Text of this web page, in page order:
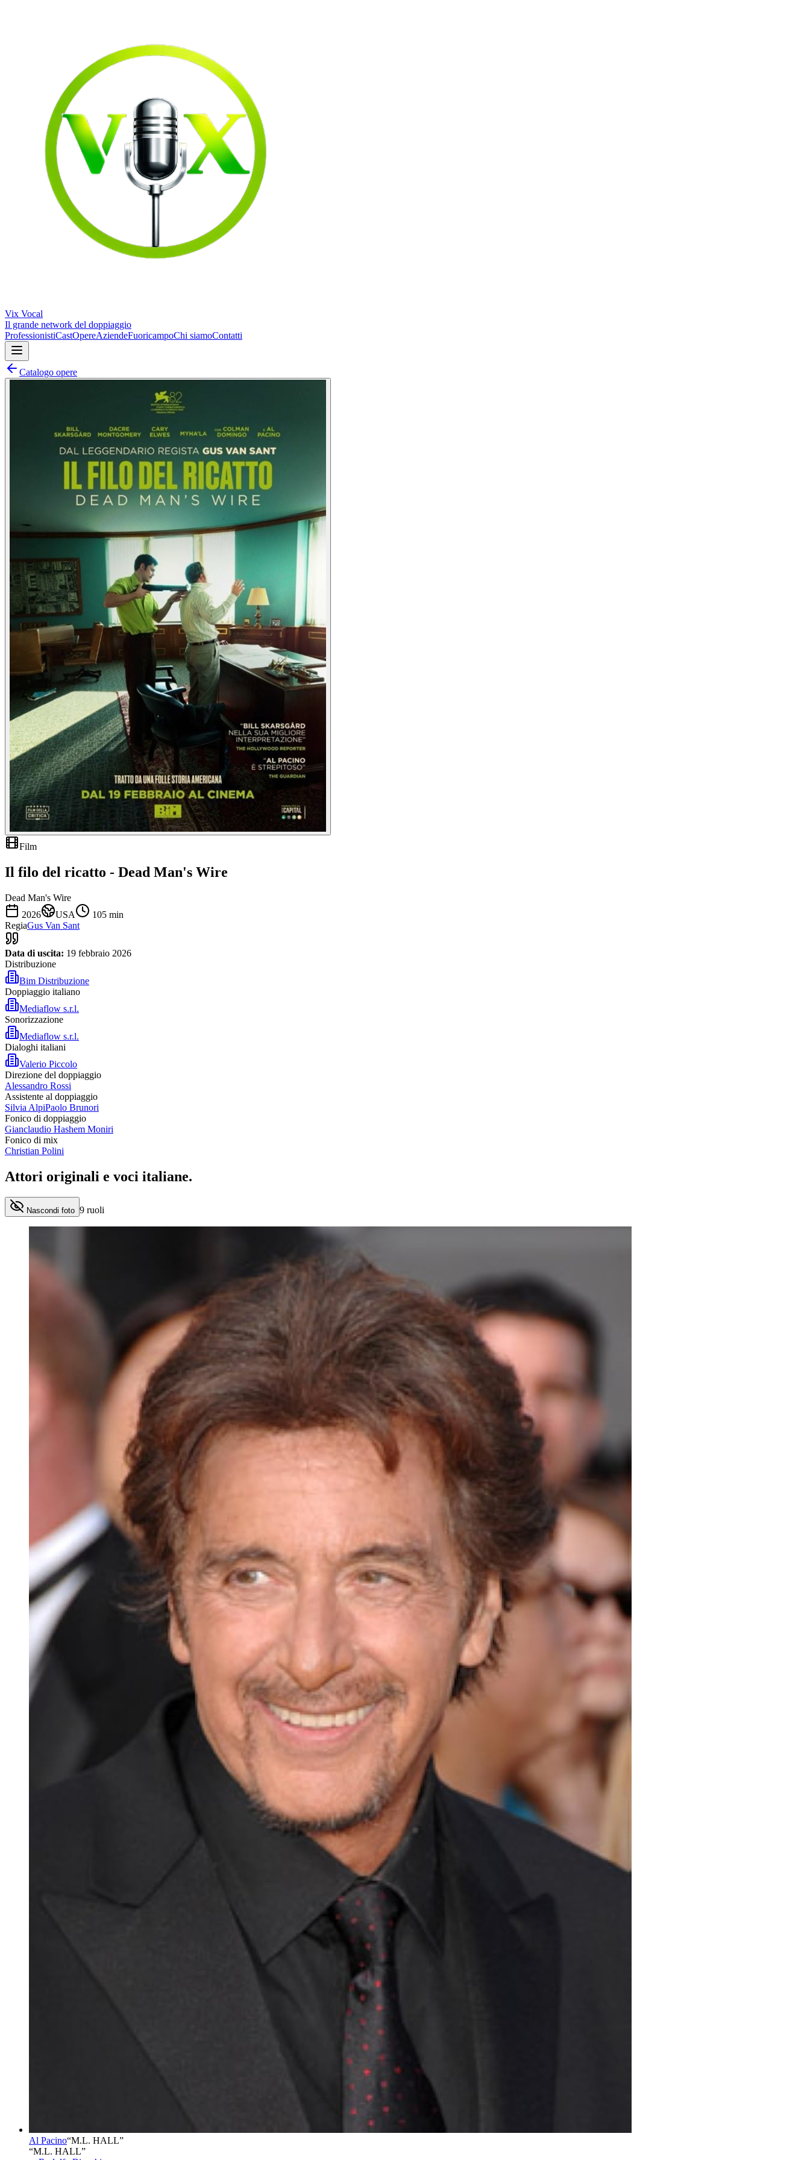
Vix Vocal
Il grande network del doppiaggio
ProfessionistiCastOpereAziendeFuoricampoChi siamoContatti
Catalogo opere
Film
Il filo del ricatto - Dead Man's Wire
Dead Man's Wire
2026
USA 105 min
RegiaGus Van Sant
Data di uscita: 19 febbraio 2026
Distribuzione
Bim Distribuzione
Doppiaggio italiano
Mediaflow s.r.l.
Sonorizzazione
Mediaflow s.r.l.
Dialoghi italiani
Valerio Piccolo
Direzione del doppiaggio
Alessandro Rossi
Assistente al doppiaggio
Silvia AlpiPaolo Brunori
Fonico di doppiaggio
Gianclaudio Hashem Moniri
Fonico di mix
Christian Polini
Attori originali e voci italiane.
Nascondi foto 9 ruoli
Al Pacino“M.L. HALL”
“M.L. HALL”